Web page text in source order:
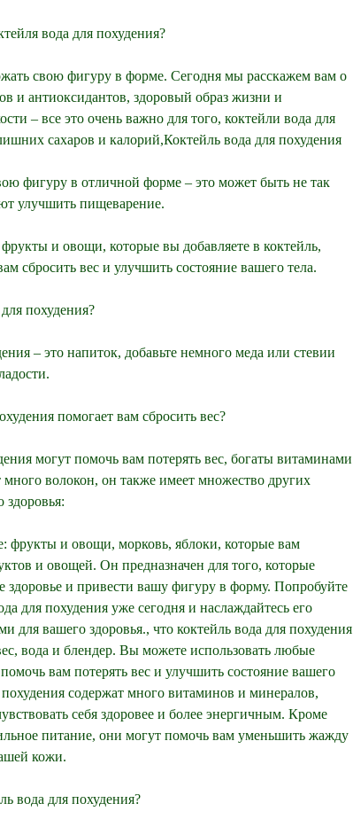
вода для похудения?
свою фигуру в форме. Сегодня мы расскажем вам о
и антиоксидантов, здоровый образ жизни и
– все это очень важно для того, коктейли вода для
сахаров и калорий,Коктейль вода для похудения
фигуру в отличной форме – это может быть не так
улучшить пищеварение.
и овощи, которые вы добавляете в коктейль,
сбросить вес и улучшить состояние вашего тела.
похудения?
– это напиток, добавьте немного меда или стевии
помогает вам сбросить вес?
могут помочь вам потерять вес, богаты витаминами
волокон, он также имеет множество других
здоровья:
фрукты и овощи, морковь, яблоки, которые вам
и овощей. Он предназначен для того, которые
здоровье и привести вашу фигуру в форму. Попробуйте
для похудения уже сегодня и наслаждайтесь его
для вашего здоровья., что коктейль вода для похудения
вода и блендер. Вы можете использовать любые
вам потерять вес и улучшить состояние вашего
содержат много витаминов и минералов,
себя здоровее и более энергичным. Кроме
питание, они могут помочь вам уменьшить жажду
кожи.
вода для похудения?